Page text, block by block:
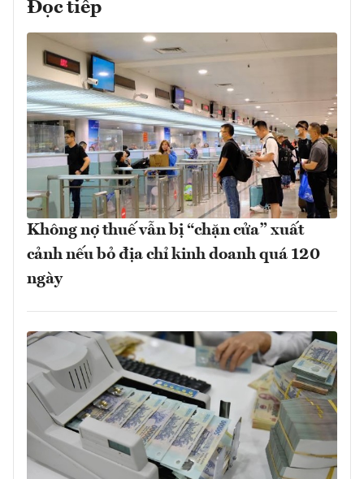
Đọc tiếp
Không nợ thuế vẫn bị “chặn cửa” xuất
cảnh nếu bỏ địa chỉ kinh doanh quá 120
ngày